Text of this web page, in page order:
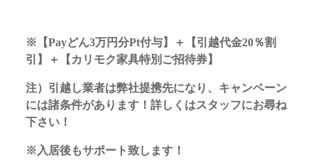
※ 【Payどん3万円分Pt付与】＋【引越代金20％割
引】＋【カリモク家具特別ご招待券】
注）引越し業者は弊社提携先になり、キャンペーン
には諸条件があります！詳しくはスタッフにお尋ね
下さい！
※入居後もサポート致します！